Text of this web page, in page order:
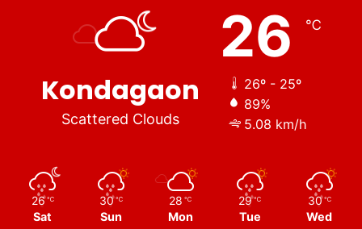
Kondagaon
Scattered Clouds
26 ℃
26º - 25º
89%
5.08 km/h
26 ℃
Sat
30 ℃
Sun
28 ℃
Mon
29 ℃
Tue
30 ℃
Wed